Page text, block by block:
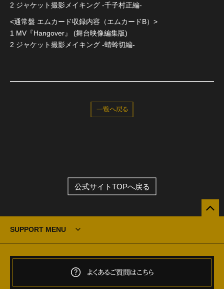
2 ジャケット撮影メイキング -千子村正編-
<通常盤 エムカード収録内容（エムカードB）>
1 MV『Hangover』 (舞台映像編集版)
2 ジャケット撮影メイキング -蜻蛉切編-
一覧へ戻る
公式サイトTOPへ戻る
SUPPORT MENU
よくあるご質問はこちら